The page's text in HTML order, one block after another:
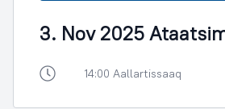
3. Nov 2025
14:00 Aallartissaaq